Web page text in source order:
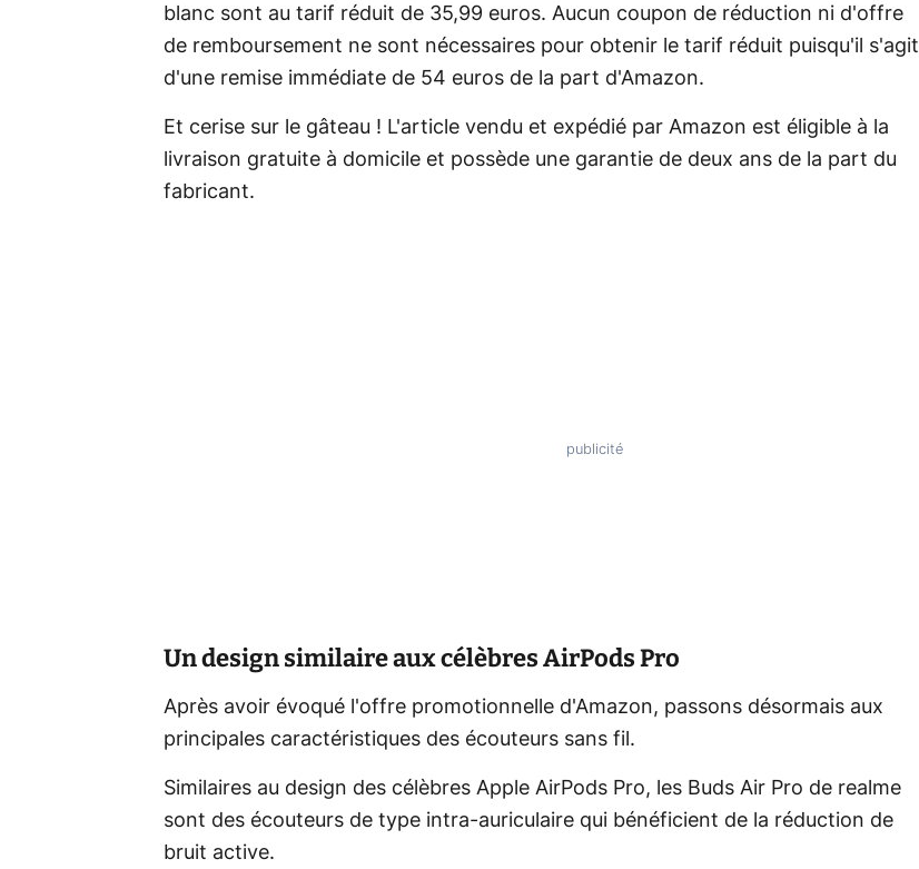
blanc sont au tarif réduit de 35,99 euros. Aucun coupon de réduction ni d'offre
de remboursement ne sont nécessaires pour obtenir le tarif réduit puisqu'il s'agit
d'une remise immédiate de 54 euros de la part d'Amazon.
Et cerise sur le gâteau ! L'article vendu et expédié par Amazon est éligible à la
livraison gratuite à domicile et possède une garantie de deux ans de la part du
fabricant.
Un design similaire aux célèbres AirPods Pro
Après avoir évoqué l'offre promotionnelle d'Amazon, passons désormais aux
principales caractéristiques des écouteurs sans fil.
Similaires au design des célèbres Apple AirPods Pro, les Buds Air Pro de realme
sont des écouteurs de type intra-auriculaire qui bénéficient de la réduction de
bruit active.